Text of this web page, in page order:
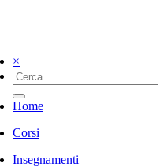
×
Home
Corsi
Insegnamenti